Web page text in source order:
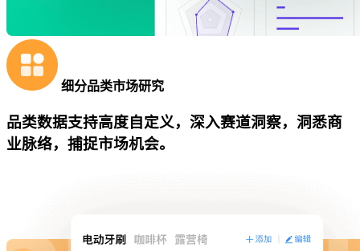
细分品类市场研究
品类数据支持高度自定义，深入赛道洞察，洞悉商
业脉络，捕捉市场机会。